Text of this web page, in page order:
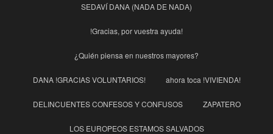
SEDAVÍ DANA (NADA DE NADA)
!Gracias, por vuestra ayuda!
¿Quién piensa en nuestros mayores?
DANA !GRACIAS VOLUNTARIOS! ahora toca !VIVIENDA!
DELINCUENTES CONFESOS Y CONFUSOS ZAPATERO
LOS EUROPEOS ESTAMOS SALVADOS